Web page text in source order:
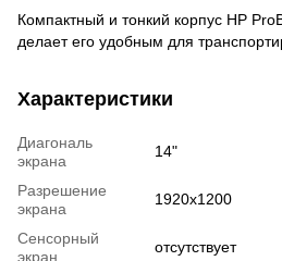
Компактный и тонкий корпус HP
делает его удобным для
Характеристики
Диагональ
экрана
14"
Разрешение
экрана
1920x1200
Сенсорный
экран
отсутствует